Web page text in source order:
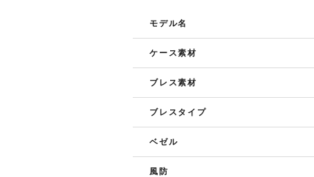
モデル名
ケース素材
ブレス素材
ブレスタイプ
ベゼル
風防